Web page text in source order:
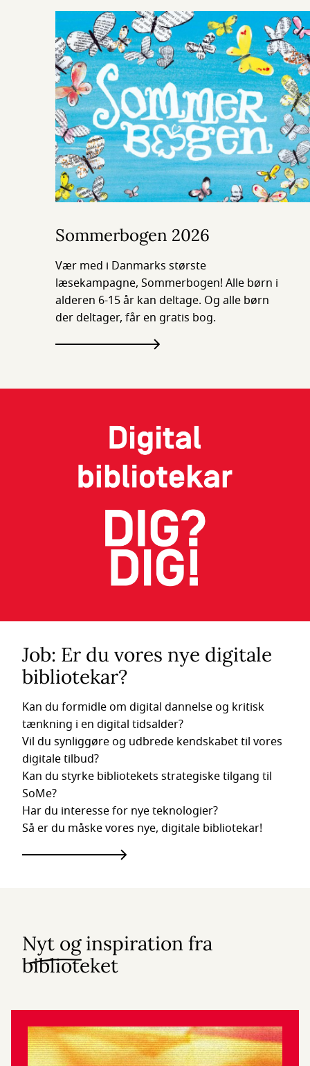
Sommerbogen 2026
Vær med i Danmarks største
læsekampagne, Sommerbogen! Alle børn i
alderen 6-15 år kan deltage. Og alle børn
der deltager, får en gratis bog.
Job: Er du vores nye digitale
bibliotekar?
Kan du formidle om digital dannelse og kritisk
tænkning i en digital tidsalder?
Vil du synliggøre og udbrede kendskabet til vores
digitale tilbud?
Kan du styrke bibliotekets strategiske tilgang til
SoMe?
Har du interesse for nye teknologier?
Så er du måske vores nye, digitale bibliotekar!
Nyt og inspiration fra
biblioteket